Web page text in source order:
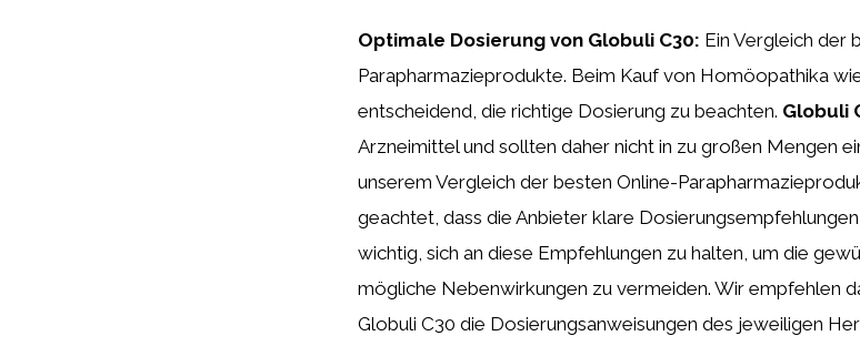
Optimale Dosierung von Globuli C30: Ein Vergleich der
Parapharmazieprodukte. Beim Kauf von Homöopathika
entscheidend, die richtige Dosierung zu beachten. Globuli
Arzneimittel und sollten daher nicht in zu großen Mengen
unserem Vergleich der besten Online-
geachtet, dass die Anbieter klare
wichtig, sich an diese Empfehlungen zu halten, um die
mögliche Nebenwirkungen zu vermeiden. Wir empfehlen
Globuli C30 die Dosierungsanweisungen des jeweiligen